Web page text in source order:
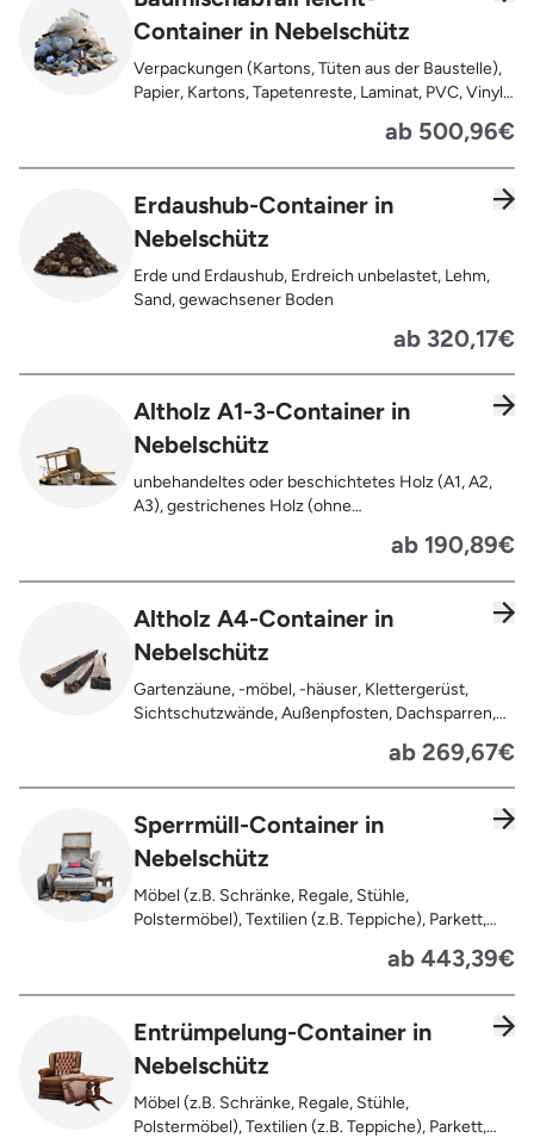
Teppiche, Gardinen, Gipswände/
Trockenbauwände, Metalle, Bleche, Rohre, Kabel,
Gebinde wie Dosen, Fässer, Eimer,
Sauerkrautplatten
Container in Nebelschütz
Verpackungen (Kartons, Tüten aus der Baustelle),
Papier, Kartons, Tapetenreste, Laminat, PVC, Vinyl,
Kunststoffe, Folien, Gummi, Styropor, Holz (z.B.
Spanplatten, Bauholz, Paletten), Textilien wie
Teppiche, Gardinen, Gipswände/
Türen für den Innenbereich, Restentleerte
Gebinde wie Dosen, Fässer, Eimer,
gesamten Containerinhalts
ab 500,96€
Erdaushub-Container in
Nebelschütz
Erde und Erdaushub, Erdreich unbelastet, Lehm,
Sand, gewachsener Boden
ab 320,17€
Altholz A1-3-Container in
Nebelschütz
unbehandeltes oder beschichtetes Holz (A1, A2,
A3), gestrichenes Holz (ohne
Oberflächenbehandlung wie Anstrich, Lasur,
Lackierung ), kleine Anhaftungen wie Nägel,
Schrauben oder Scharniere , Möbel und Türen,
Holz (z.B. Paletten, Bauholz),
Holzweichfaserplatten, Holzkisten,
ab 190,89€
Altholz A4-Container in
Nebelschütz
Gartenzäune, -möbel, -häuser, Klettergerüst,
Sichtschutzwände, Außenpfosten, Dachsparren,
behandeltes Holz (=schadstoffbelastet),
Verfaultes oder verbranntes Holz, Fensterrahmen,
Bahnschwellen, Pflanzfähle, Jägerzaun
ab 269,67€
Sperrmüll-Container in
Nebelschütz
Möbel (z.B. Schränke, Regale, Stühle,
Polstermöbel), Textilien (z.B. Teppiche), Parkett,
Koffer, Fensterholz oder Türholz / Türen (ohne
Glas), Fahrräder, Matratzen, Spielzeug, Bücher,
Laminat
ab 443,39€
Entrümpelung-Container in
Nebelschütz
Möbel (z.B. Schränke, Regale, Stühle,
Polstermöbel), Textilien (z.B. Teppiche), Parkett,